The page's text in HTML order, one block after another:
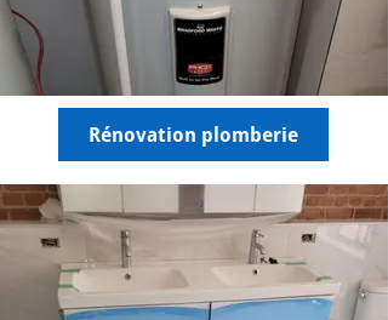
Rénovation plomberie